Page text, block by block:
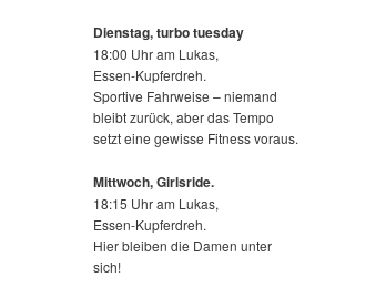
Dienstag, turbo tuesday
18:00 Uhr am Lukas,
Essen-Kupferdreh.
Sportive Fahrweise – niemand
bleibt zurück, aber das Tempo
setzt eine gewisse Fitness voraus.
Mittwoch,Girlsride.
18:15 Uhr am Lukas,
Essen-Kupferdreh.
Hier bleiben die Damen unter
sich!